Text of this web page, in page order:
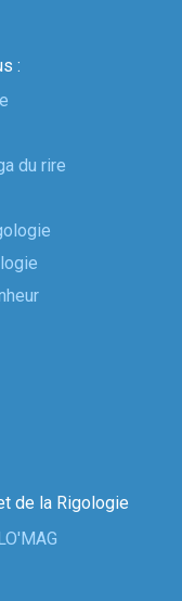
:
du rire
de la Rigologie